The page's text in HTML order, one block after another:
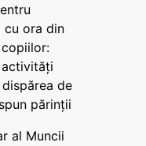
cu ora din
de
părinții
al Muncii